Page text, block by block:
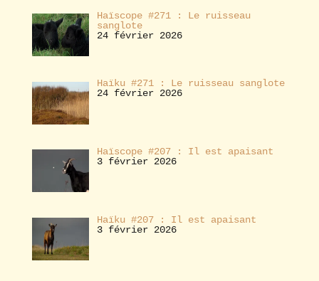
Haïscope #271 : Le ruisseau
sanglote
24 février 2026
Haïku #271 : Le ruisseau sanglote
24 février 2026
Haïscope #207 : Il est apaisant
3 février 2026
Haïku #207 : Il est apaisant
3 février 2026